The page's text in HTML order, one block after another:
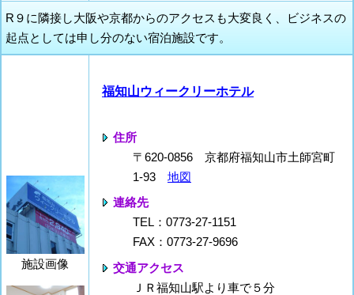
R９に隣接し大阪や京都からのアクセスも大変良く、ビジネスの
起点としては申し分のない宿泊施設です。
施設画像
福知山ウィークリーホテル
住所
〒620-0856 京都府福知山市土師宮町
1-93 地図
連絡先
TEL：0773-27-1151
FAX：0773-27-9696
交通アクセス
ＪＲ福知山駅より車で５分